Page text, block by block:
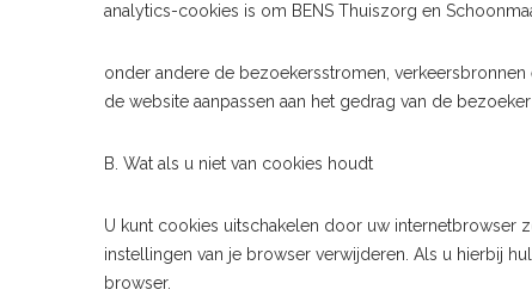
analytics-cookies is om BENS Thuiszorg en
onder andere de bezoekersstromen,
de website aanpassen aan het gedrag van de bezoeker
B. Wat als u niet van cookies houdt
U kunt cookies uitschakelen door uw internetbrowser
instellingen van je browser verwijderen. Als u hierbij
browser.